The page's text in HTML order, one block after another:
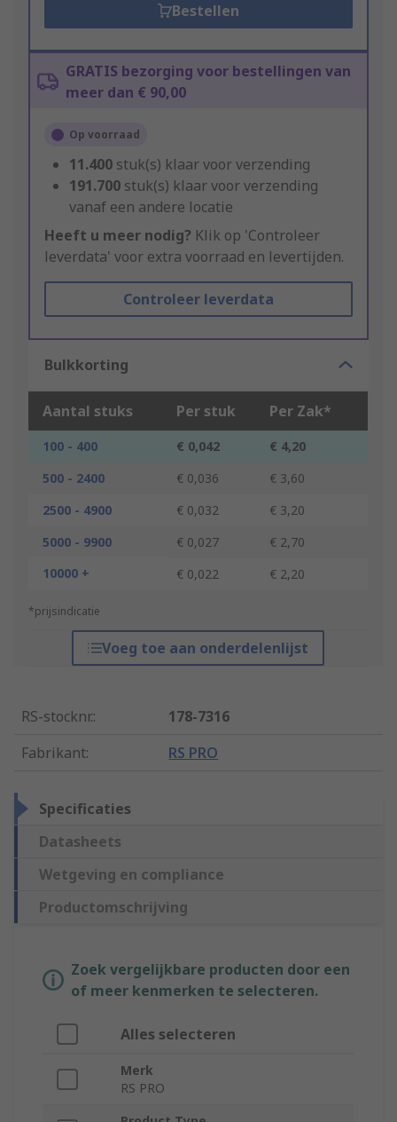
Bestellen
GRATIS bezorging voor bestellingen van
meer dan € 90,00
Op voorraad
11.400 stuk(s) klaar voor verzending
191.700 stuk(s) klaar voor verzending
vanaf een andere locatie
Heeft u meer nodig? Klik op 'Controleer
leverdata' voor extra voorraad en levertijden.
Controleer leverdata
Bulkkorting
Aantal stuks Per stuk Per Zak*
100 - 400 € 0,042
€ 4,20
500 - 2400
€ 0,036
€ 3,60
2500 - 4900
€ 0,032
€ 3,20
5000 - 9900
€ 0,027
€ 2,70
10000 +
€ 0,022 € 2,20
*prijsindicatie
Voeg toe aan onderdelenlijst
RS-stocknr.:
178-7316
Fabrikant: RS PRO
Specificaties
Datasheets
Wetgeving en compliance
Productomschrijving
Zoek vergelijkbare producten door een
of meer kenmerken te selecteren.
Alles selecteren
Merk
RS PRO